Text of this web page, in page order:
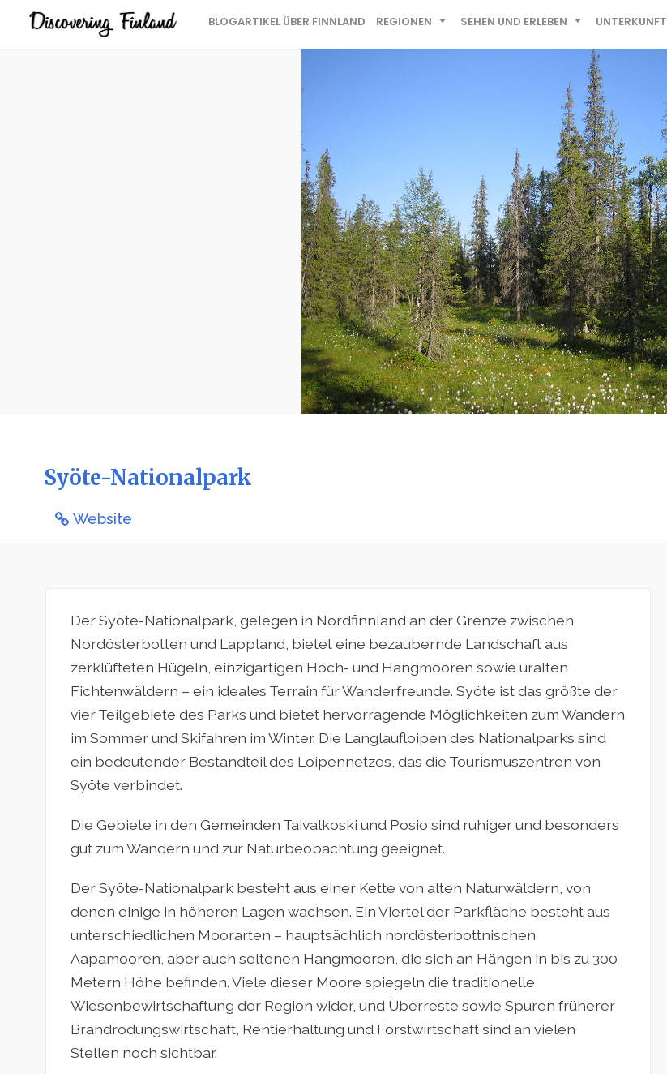
BLOGARTIKEL ÜBER FINNLAND REGIONEN SEHEN UND ERLEBEN UNTERKUNFT
Syöte-Nationalpark
Website
Der Syöte-Nationalpark, gelegen in Nordfinnland an der Grenze zwischen
Nordösterbotten und Lappland, bietet eine bezaubernde Landschaft aus
zerklüfteten Hügeln, einzigartigen Hoch- und Hangmooren sowie uralten
Fichtenwäldern – ein ideales Terrain für Wanderfreunde. Syöte ist das größte der
vier Teilgebiete des Parks und bietet hervorragende Möglichkeiten zum Wandern
im Sommer und Skifahren im Winter. Die Langlaufloipen des Nationalparks sind
ein bedeutender Bestandteil des Loipennetzes, das die Tourismuszentren von
Syöte verbindet.
Die Gebiete in den Gemeinden Taivalkoski und Posio sind ruhiger und besonders
gut zum Wandern und zur Naturbeobachtung geeignet.
Der Syöte-Nationalpark besteht aus einer Kette von alten Naturwäldern, von
denen einige in höheren Lagen wachsen. Ein Viertel der Parkfläche besteht aus
unterschiedlichen Moorarten – hauptsächlich nordösterbottnischen
Aapamooren, aber auch seltenen Hangmooren, die sich an Hängen in bis zu 300
Metern Höhe befinden. Viele dieser Moore spiegeln die traditionelle
Wiesenbewirtschaftung der Region wider, und Überreste sowie Spuren früherer
Brandrodungswirtschaft, Rentierhaltung und Forstwirtschaft sind an vielen
Stellen noch sichtbar.